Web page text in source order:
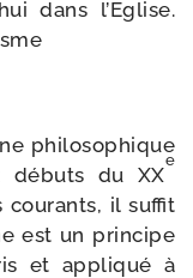
dans l’Eglise.
phi­lo­so­phique
débuts du XX
e
cou­rants, il suf­fit
est un prin­cipe
et appli­qué à